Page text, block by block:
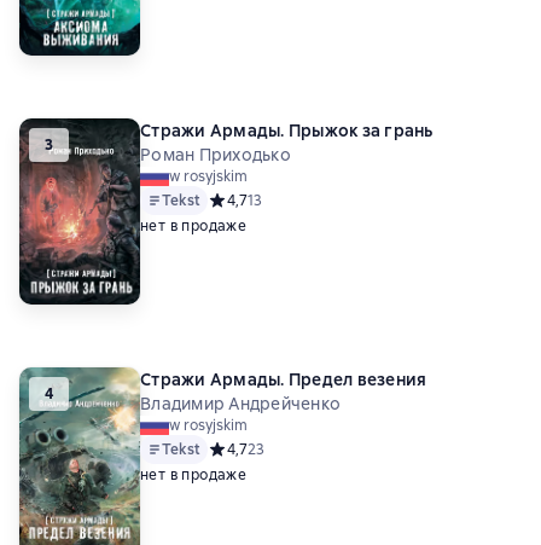
3
Стражи Армады. Прыжок за грань
Роман Приходько
w rosyjskim
Tekst Средний рейтинг 4,7 на основе 13 оценок
4,713
нет в продаже
4
Стражи Армады. Предел везения
Владимир Андрейченко
w rosyjskim
Tekst Средний рейтинг 4,7 на основе 23 оценок
4,723
нет в продаже